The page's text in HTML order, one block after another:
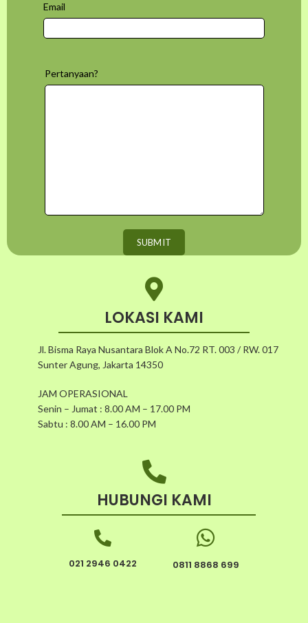
Email
Pertanyaan?
LOKASI KAMI
Jl. Bisma Raya Nusantara Blok A No.72 RT. 003 / RW. 017
Sunter Agung, Jakarta 14350
JAM OPERASIONAL
Senin – Jumat : 8.00 AM – 17.00 PM
Sabtu : 8.00 AM – 16.00 PM
HUBUNGI KAMI
021 2946 0422 0811 8868 699